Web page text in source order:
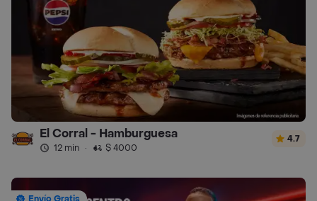
El Corral - Hamburguesa
12 min · $ 4000
4.7